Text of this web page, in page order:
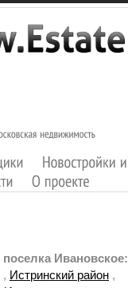
Ивановское:
, Истринский район ,